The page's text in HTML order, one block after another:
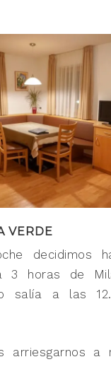
VERDE
decidimos
3 horas de
salía a las
arriesgarnos a